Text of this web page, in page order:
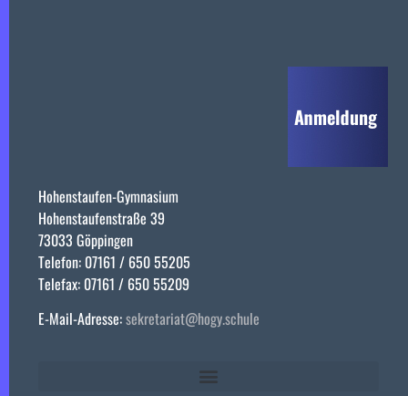
Hohenstaufen-Gymnasium
Hohenstaufenstraße 39
73033 Göppingen
Telefon: 07161 / 650 55205
Telefax: 07161 / 650 55209
E-Mail-Adresse:sekretariat@hogy.schule